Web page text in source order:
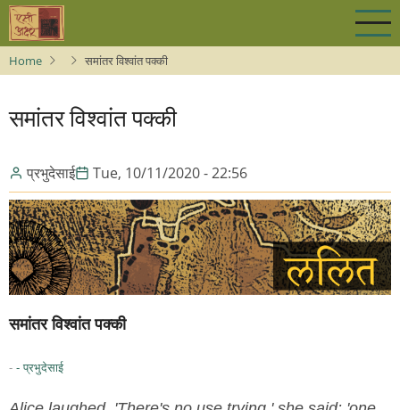
Skip
main
content
Home समांतर विश्वांत पक्की
समांतर विश्वांत पक्की
प्रभुदेसाई Tue, 10/11/2020 - 22:56
समांतर विश्वांत पक्की
- - प्रभुदेसाई